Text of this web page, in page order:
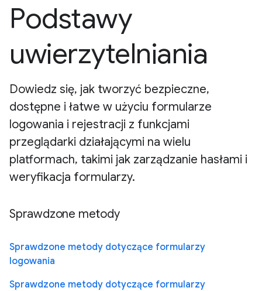
Podstawy
uwierzytelniania
Dowiedz się, jak tworzyć bezpieczne,
dostępne i łatwe w użyciu formularze
logowania i rejestracji z funkcjami
przeglądarki działającymi na wielu
platformach, takimi jak zarządzanie hasłami i
weryfikacja formularzy.
Sprawdzone metody
Sprawdzone metody dotyczące formularzy
logowania
Sprawdzone metody dotyczące formularzy